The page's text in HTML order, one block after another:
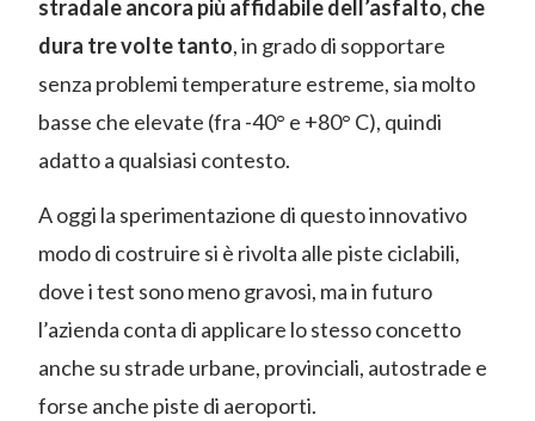
stradale ancora più affidabile dell’asfalto, che
dura tre volte tanto, in grado di sopportare
senza problemi temperature estreme, sia molto
basse che elevate (fra -40° e +80° C), quindi
adatto a qualsiasi contesto.
A oggi la sperimentazione di questo innovativo
modo di costruire si è rivolta alle piste ciclabili,
dove i test sono meno gravosi, ma in futuro
l’azienda conta di applicare lo stesso concetto
anche su strade urbane, provinciali, autostrade e
forse anche piste di aeroporti.